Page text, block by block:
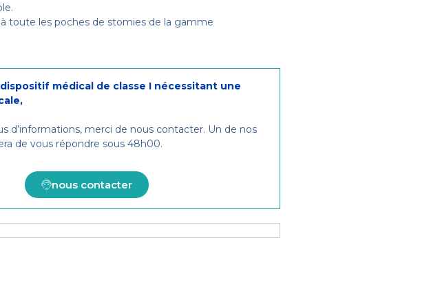
à toute les poches de stomies de la gamme
médical de classe I nécessitant une
d’informations, merci de nous contacter. Un de nos
de vous répondre sous 48h00.
nous contacter